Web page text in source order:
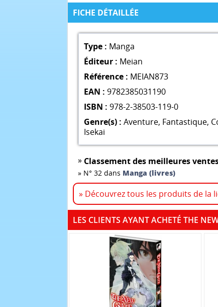
FICHE DÉTAILLÉE
Type : Manga
Éditeur : Meian
Référence : MEIAN873
EAN : 9782385031190
ISBN : 978-2-38503-119-0
Genre(s) : Aventure, Fantastique,
Isekai
» Classement des meilleures
» N° 32 dans Manga (livres)
» Découvrez tous les produits de la
LES CLIENTS AYANT ACHETÉ THE